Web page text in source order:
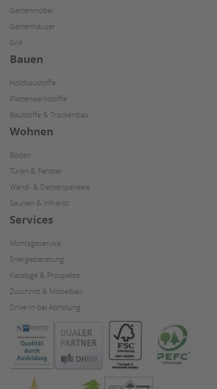
Gartenmöbel
Gartenhäuser
Grill
Bauen
Holzbaustoffe
Plattenwerkstoffe
Baustoffe & Trockenbau
Wohnen
Böden
Türen & Fenster
Wand- & Deckenpaneele
Saunen & Infrarot
Services
Montageservice
Energieberatung
Kataloge & Prospekte
Zuschnitt & Möbelbau
Drive-In bei Abholung